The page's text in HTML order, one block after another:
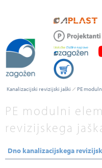
Kanalizacijski revizijski jaški PE
PE modulni
revizijskega
Dno kanalizacijskega